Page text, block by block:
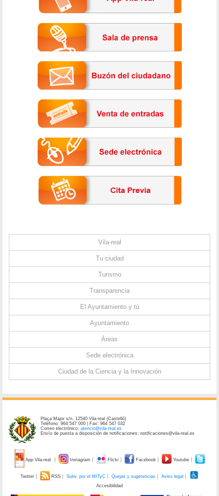
Vila-real
Tu ciudad
Turismo
Transparencia
El Ayuntamiento y tú
Ayuntamiento
Áreas
Sede electrónica
Ciudad de la Ciencia y la Innovación
Plaça Major s/n. 12540 Vila-real (Castelló)
Teléfono: 964 547 000 | Fax: 964 547 032
Correo electrónico:atencio@vila-real.es
Envío de puesta a disposición de notificaciones: notificaciones@vila-real.es
App Vila-real Instagram Flickr Facebook Youtube
Twitter RSS Subv. por el MITyC Quejas y sugerencias
Aviso legal
Accesibilidad